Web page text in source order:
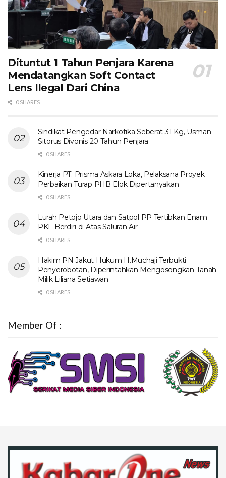
Dituntut 1 Tahun Penjara Karena
Mendatangkan Soft Contact
Lens Ilegal Dari China
0 SHARES
Sindikat Pengedar Narkotika Seberat 31 Kg, Usman
Sitorus Divonis 20 Tahun Penjara
0 SHARES
Kinerja PT. Prisma Askara Loka, Pelaksana Proyek
Perbaikan Turap PHB Elok Dipertanyakan
0 SHARES
Lurah Petojo Utara dan Satpol PP Tertibkan Enam
PKL Berdiri di Atas Saluran Air
0 SHARES
Hakim PN Jakut Hukum H.Muchaji Terbukti
Penyerobotan, Diperintahkan Mengosongkan Tanah
Milik Liliana Setiawan
0 SHARES
Member Of :